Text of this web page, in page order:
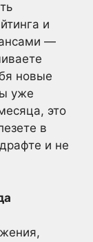
и
—
новые
уже
это
в
и не